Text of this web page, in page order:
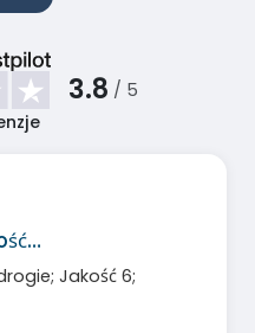
3.8 / 5
Jakość 6;